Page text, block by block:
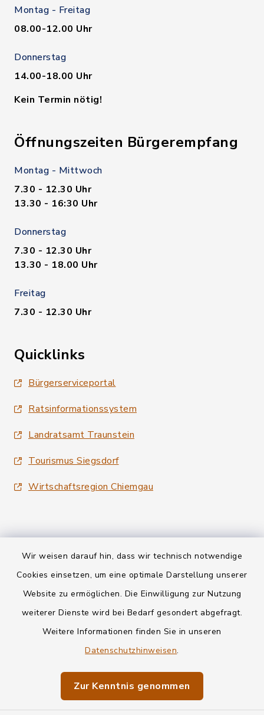
Wir weisen darauf hin, dass wir technisch notwendige
Cookies einsetzen, um eine optimale Darstellung unserer
Website zu ermöglichen. Die Einwilligung zur Nutzung
weiterer Dienste wird bei Bedarf gesondert abgefragt.
Weitere Informationen finden Sie in unseren
Datenschutzhinweisen.
Zur Kenntnis genommen
Montag - Freitag
08.00-12.00 Uhr
Donnerstag
14.00-18.00 Uhr
Kein Termin nötig!
Öffnungszeiten Bürgerempfang
Montag - Mittwoch
7.30 - 12.30 Uhr
13.30 - 16:30 Uhr
Donnerstag
7.30 - 12.30 Uhr
13.30 - 18.00 Uhr
Freitag
7.30 - 12.30 Uhr
Quicklinks
Bürgerserviceportal
Ratsinformationssystem
Landratsamt Traunstein
Tourismus Siegsdorf
Wirtschaftsregion Chiemgau
Kontakt
Informationspflichten
Impressum